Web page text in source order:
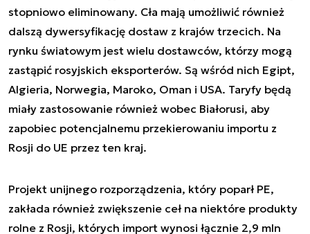
stopniowo eliminowany. Cła mają umożliwić również
dalszą dywersyfikację dostaw z krajów trzecich. Na
rynku światowym jest wielu dostawców, którzy mogą
zastąpić rosyjskich eksporterów. Są wśród nich Egipt,
Algieria, Norwegia, Maroko, Oman i USA. Taryfy będą
miały zastosowanie również wobec Białorusi, aby
zapobiec potencjalnemu przekierowaniu importu z
Rosji do UE przez ten kraj.
Projekt unijnego rozporządzenia, który poparł PE,
zakłada również zwiększenie ceł na niektóre produkty
rolne z Rosji, których import wynosi łącznie 2,9 mln